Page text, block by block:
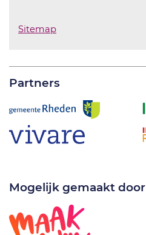
Sitemap
Partners
Mogelijk gemaakt door